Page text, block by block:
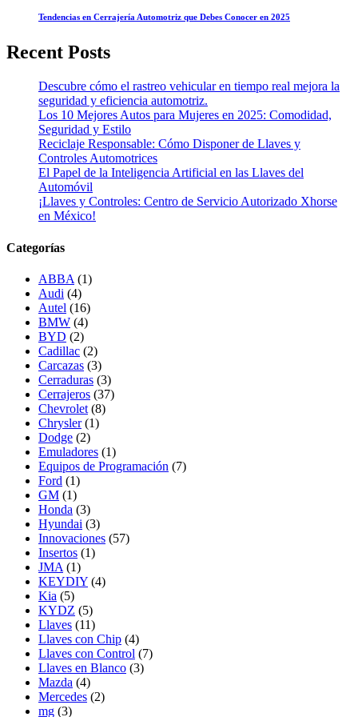
Tendencias en Cerrajería Automotriz que Debes Conocer en 2025
Recent Posts
Descubre cómo el rastreo vehicular en tiempo real mejora la
seguridad y eficiencia automotriz.
Los 10 Mejores Autos para Mujeres en 2025: Comodidad,
Seguridad y Estilo
Reciclaje Responsable: Cómo Disponer de Llaves y
Controles Automotrices
El Papel de la Inteligencia Artificial en las Llaves del
Automóvil
¡Llaves y Controles: Centro de Servicio Autorizado Xhorse
en México!
Categorías
ABBA (1)
Audi (4)
Autel (16)
BMW (4)
BYD (2)
Cadillac (2)
Carcazas (3)
Cerraduras (3)
Cerrajeros (37)
Chevrolet (8)
Chrysler (1)
Dodge (2)
Emuladores (1)
Equipos de Programación (7)
Ford (1)
GM (1)
Honda (3)
Hyundai (3)
Innovaciones (57)
Insertos (1)
JMA (1)
KEYDIY (4)
Kia (5)
KYDZ (5)
Llaves (11)
Llaves con Chip (4)
Llaves con Control (7)
Llaves en Blanco (3)
Mazda (4)
Mercedes (2)
mg (3)